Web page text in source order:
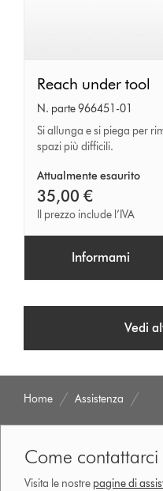
Reach
under
tool
Reach under tool
N. parte 966451-01
Si allunga e si piega per
spazi più difficili.
Attualmente esaurito
35,00 €
Il prezzo include l’IVA
Informami
Vedi
Home Assistenza
Come contattarci
Visita le nostre pagine di